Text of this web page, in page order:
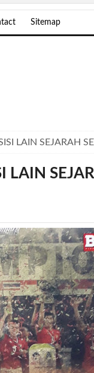
Sitemap
LAIN SEJARAH
LAIN